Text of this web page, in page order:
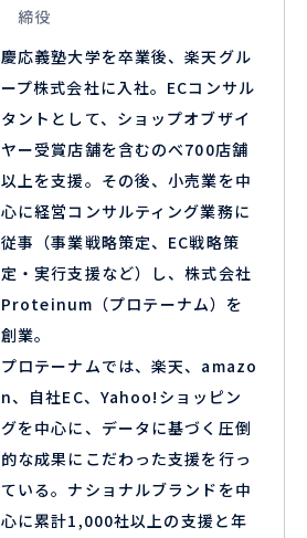
締役
慶応義塾大学を卒業後、楽天グル
ープ株式会社に入社。ECコンサル
タントとして、ショップオブザイ
ヤー受賞店舗を含むのべ700店舗
以上を支援。その後、小売業を中
心に経営コンサルティング業務に
従事（事業戦略策定、EC戦略策
定・実行支援など）し、株式会社
Proteinum（プロテーナム）を
創業。
プロテーナムでは、楽天、amazo
n、自社EC、Yahoo!ショッピン
グを中心に、データに基づく圧倒
的な成果にこだわった支援を行っ
ている。ナショナルブランドを中
心に累計1,000社以上の支援と年